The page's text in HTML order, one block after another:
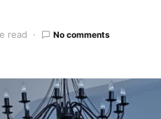
read No comments